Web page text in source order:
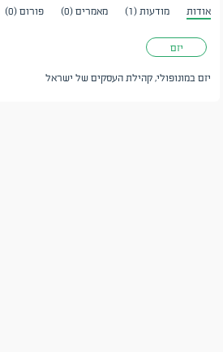
אודות מודעות (1) מאמרים (0) פורום (0)
יזם
יזם במונופולי, קהילת העסקים של ישראל